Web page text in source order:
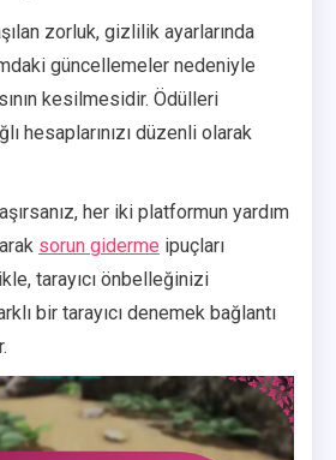
zorluk, gizlilik ayarlarında
güncellemeler nedeniyle
kesilmesidir. Ödülleri
hesaplarınızı düzenli olarak
her iki platformun yardım
sorun giderme ipuçları
tarayıcı önbelleğinizi
bir tarayıcı denemek bağlantı